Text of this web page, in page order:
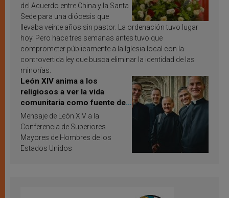
del Acuerdo entre China y la Santa
Sede para una diócesis que
llevaba veinte años sin pastor. La ordenación tuvo lugar
hoy. Pero hace tres semanas antes tuvo que
comprometer públicamente a la Iglesia local con la
controvertida ley que busca eliminar la identidad de las
minorías.
León XIV anima a los
religiosos a ver la vida
comunitaria como fuente de
inspiración y santificación
Mensaje de León XIV a la
Conferencia de Superiores
Mayores de Hombres de los
Estados Unidos